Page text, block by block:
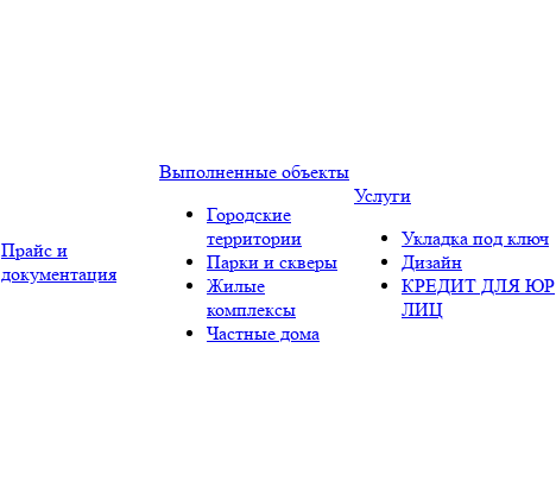
Прайс и
документация
Выполненные объекты
Городские
территории
Парки и скверы
Жилые
комплексы
Частные дома
Услуги
Укладка под ключ
Дизайн
КРЕДИТ ДЛЯ ЮР
ЛИЦ